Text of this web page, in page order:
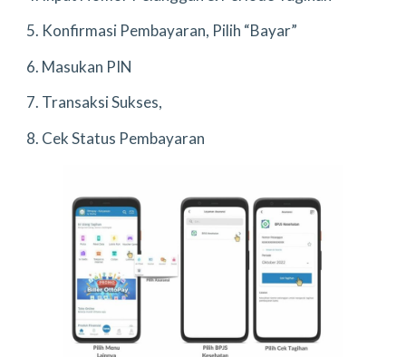
5. Konfirmasi Pembayaran, Pilih “Bayar”
6. Masukan PIN
7. Transaksi Sukses,
8. Cek Status Pembayaran